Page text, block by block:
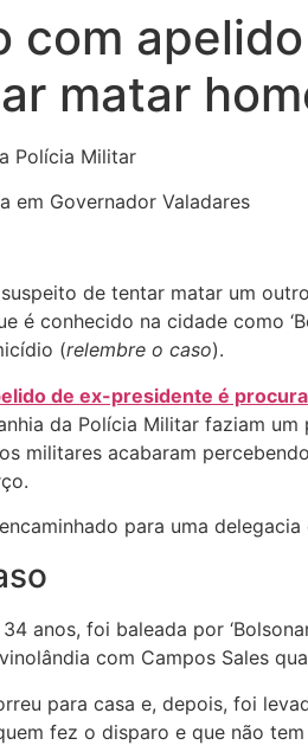
com
matar
em Governador Valadares
de tentar matar um
é conhecido na cidade como
(relembre o caso).
de ex-presidente é
da Polícia Militar faziam
militares acabaram
para uma
anos, foi baleada por
com Campos Sales
para casa e, depois, foi
fez o disparo e que não